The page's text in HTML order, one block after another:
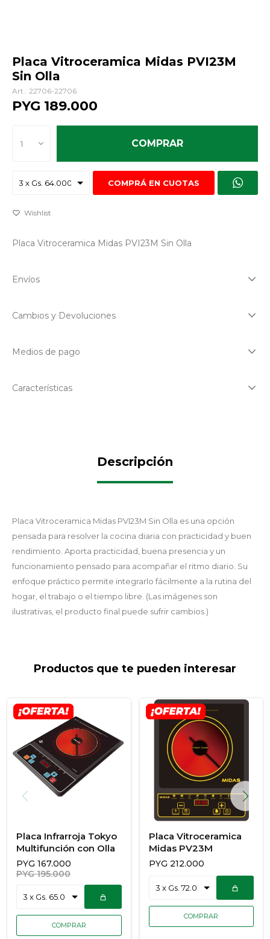
Placa Vitroceramica Midas PVI23M
Sin Olla
22706-22706
PYG 189.000
1 COMPRAR
COMPRÁ EN CUOTAS
Placa Vitroceramica Midas PVI23M Sin Olla
Envíos
Cambios y Devoluciones
Medios de pago
Características
Descripción
Placa Vitroceramica Midas PVI23M Sin Olla es una opción
pensada para resolver la cocina diaria con practicidad y buen
rendimiento. Aporta practicidad, buena presencia y un
funcionamiento pensado para acompañar el ritmo diario. Su
enfoque práctico permite integrarlo fácilmente a la rutina del
hogar, el trabajo o el tiempo libre. (Las imágenes son
ilustrativas, el producto final puede sufrir cambios.)
Productos que te pueden interesar
Placa Infrarroja Tokyo
Multifunción con Olla
PYG 167.000
PYG 195.000
Placa Vitroceramica
Midas PV23M
PYG 212.000